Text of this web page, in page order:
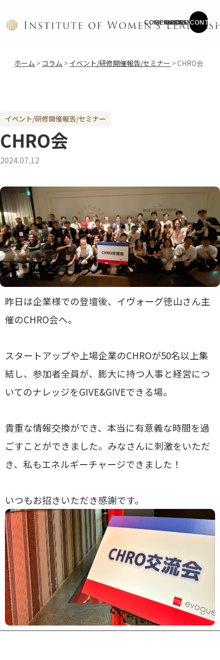
COMPANY
SERVICE
CASES
COLUMN
NEWS
ホーム > コラム > イベント/研修開催報告/セミナー >CHRO会
イベント/研修開催報告/セミナー
CHRO会
2024.07.12
昨日は企業様での登壇後、イヴォーグ徳山さん主
催のCHRO会へ。
スタートアップや上場企業のCHROが50名以上集
結し、参加者全員が、膨大に持つ人事と経営につ
いてのナレッジをGIVE&GIVEできる場。
貴重な情報交換ができ、本当に有意義な時間を過
ごすことができました。みなさんに刺激をいただ
き、私もエネルギーチャージできました！
いつもお招きいただき感謝です。